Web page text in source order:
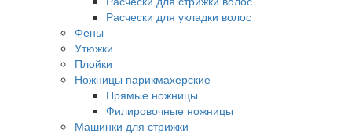
Расчески для укладки волос
Фены
Утюжки
Плойки
Ножницы парикмахерские
Прямые ножницы
Филировочные ножницы
Машинки для стрижки